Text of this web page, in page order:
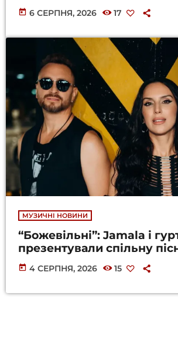
today 6 СЕРПНЯ, 2026 17
МУЗИЧНІ НОВИНИ
“Божевільні”: Jamala і
презентували спільну
today 4 СЕРПНЯ, 2026 15